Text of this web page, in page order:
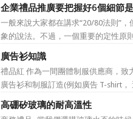
度最低”、“全網最低”等字眼標牌出處
費者的目光鎖定在了價格之上。禮品
何時可以休止？...
企業禮品推廣要把握好6個細節
一般來說大家都在講求“20/80法則”
象的說法。不過，一個重要的定性原
縣級渠道成員，而後再兼顧地市級經
積極性都調動起來。在這些禮品發放
機交錯上也要給與較多地考慮。從目
見形式來看，...
廣告衫知識
禮品紅 作為一間團體制服供應商，致
廣告衫和制服訂造(例如廣告 T-shirt，
背心，風褸外套禮品，訂造球衣等)，
同宣傳活動用的制服。禮品紅都可以為
高硼矽玻璃的耐高溫性